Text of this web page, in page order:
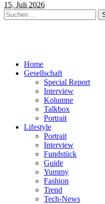
15. Juli 2026
Suchen
nach:
Home
Gesellschaft
Special Report
Interview
Kolumne
Talkbox
Portrait
Lifestyle
Portrait
Interview
Fundstück
Guide
Yummy
Fashion
Trend
Tech-News